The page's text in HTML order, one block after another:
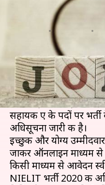
यहां निकली
क्या है खबर?
नौकरी की तलाश करने
खबर है। राष्ट्रीय
संस्थान (NIELIT) ने
सहायक ए के पदों पर
अधिसूचना जारी की है।
इच्छुक और योग्य
जाकर ऑनलाइन माध्यम
किसी माध्यम से आवेदन
NIELIT भर्ती 2020 की